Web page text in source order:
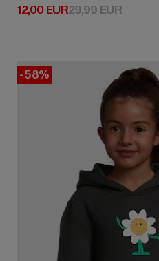
12,00 EUR
Derzeitiger Preis: 12,00 EUR
29,99 EUR
-58%